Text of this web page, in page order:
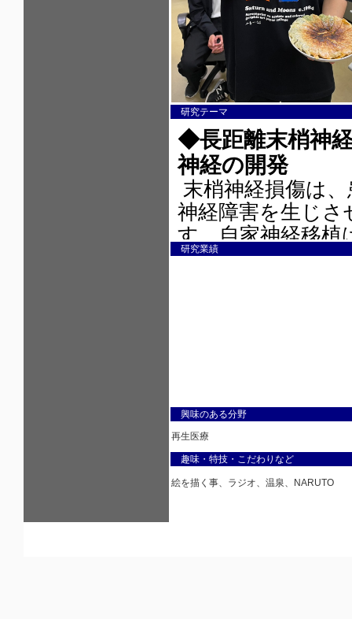
研究テーマ
研究業績
興味のある分野
再生医療
趣味・特技・こだわりなど
絵を描く事、ラジオ、温泉、NARUTO